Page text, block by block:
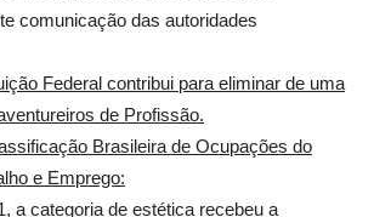
comunicação das autoridades
Federal contribui para eliminar de uma
de Profissão.
Brasileira de Ocupações do
e Emprego:
a categoria de estética recebeu a